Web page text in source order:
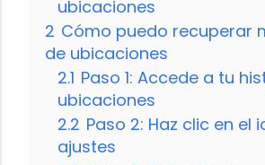
ubicaciones
2 Cómo puedo recuperar
de ubicaciones
2.1 Paso 1: Accede a tu
ubicaciones
2.2 Paso 2: Haz clic en el
ajustes